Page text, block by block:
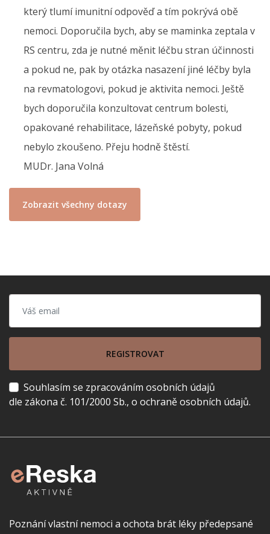
který tlumí imunitní odpověď a tím pokrývá obě
nemoci. Doporučila bych, aby se maminka zeptala v
RS centru, zda je nutné měnit léčbu stran účinnosti
a pokud ne, pak by otázka nasazení jiné léčby byla
na revmatologovi, pokud je aktivita nemoci. Ještě
bych doporučila konzultovat centrum bolesti,
opakované rehabilitace, lázeňské pobyty, pokud
nebylo zkoušeno. Přeju hodně štěstí.
MUDr. Jana Volná
Zobrazit všechny dotazy
REGISTROVAT
Souhlasím se zpracováním osobních údajů
dle zákona č. 101/2000 Sb., o ochraně osobních údajů.
Poznání vlastní nemoci a ochota brát léky předepsané